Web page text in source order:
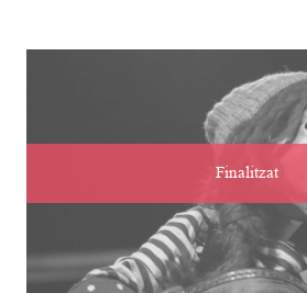
Finalitzat